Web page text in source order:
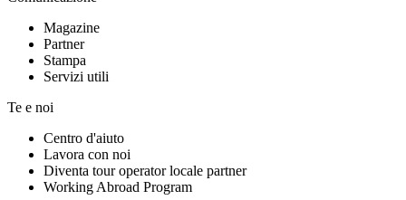
Magazine
Partner
Stampa
Servizi utili
Te e noi
Centro d'aiuto
Lavora con noi
Diventa tour operator locale partner
Working Abroad Program